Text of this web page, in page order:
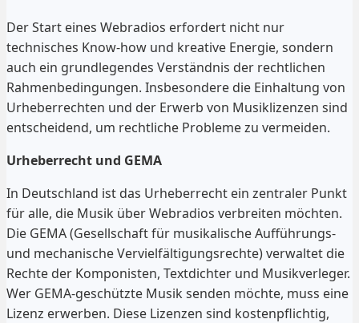
Der Start eines Webradios erfordert nicht nur
technisches Know-how und kreative Energie, sondern
auch ein grundlegendes Verständnis der rechtlichen
Rahmenbedingungen. Insbesondere die Einhaltung von
Urheberrechten und der Erwerb von Musiklizenzen sind
entscheidend, um rechtliche Probleme zu vermeiden.
Urheberrecht und GEMA
In Deutschland ist das Urheberrecht ein zentraler Punkt
für alle, die Musik über Webradios verbreiten möchten.
Die GEMA (Gesellschaft für musikalische Aufführungs-
und mechanische Vervielfältigungsrechte) verwaltet die
Rechte der Komponisten, Textdichter und Musikverleger.
Wer GEMA-geschützte Musik senden möchte, muss eine
Lizenz erwerben. Diese Lizenzen sind kostenpflichtig,